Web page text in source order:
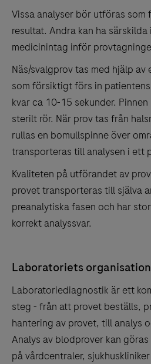
Vissa analyser bör utföras
resultat. Andra kan ha
medicinintag inför
Näs/svalgprov tas med hjälp
som försiktigt förs in
kvar ca 10-15 sekunder.
sterilt rör. När prov tas från
rullas en bomullspinne över
transporteras till analysen i ett
Kvaliteten på utförandet av
provet transporteras till själva
preanalytiska fasen och har
korrekt analyssvar.
Laboratoriets organisation
Laboratoriediagnostik är ett
steg - från att provet beställs,
hantering av provet, till analys
Analys av blodprover kan
på vårdcentraler,